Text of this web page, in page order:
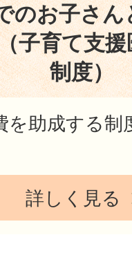
のお子さん
子育て支
制度）
を助成する
詳しく見る